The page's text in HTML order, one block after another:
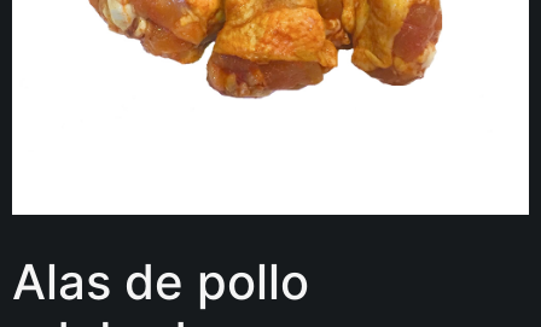
Alas de pollo